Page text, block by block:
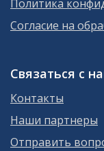
Политика
Согласие на
Связаться с
Контакты
Наши партнеры
Отправить